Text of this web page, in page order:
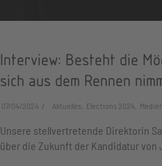
Interview: Besteht die
sich aus dem Rennen
07/04/2024 Aktuelles, Elections 2024, Medien
Unsere stellvertretende Direktorin
über die Zukunft der Kandidatur von